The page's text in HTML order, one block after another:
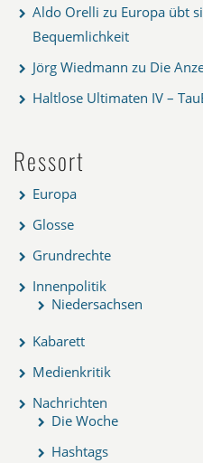
Aldo Orelli zu Europa übt
Bequemlichkeit
Jörg Wiedmann zu Die
Haltlose Ultimaten IV –
Ressort
Europa
Glosse
Grundrechte
Innenpolitik
Niedersachsen
Kabarett
Medienkritik
Nachrichten
Die Woche
Hashtags